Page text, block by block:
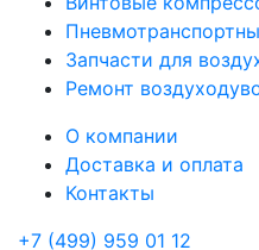
Запчасти для
Ремонт
О компании
Доставка и оплата
Контакты
+7 (499) 959 01 12